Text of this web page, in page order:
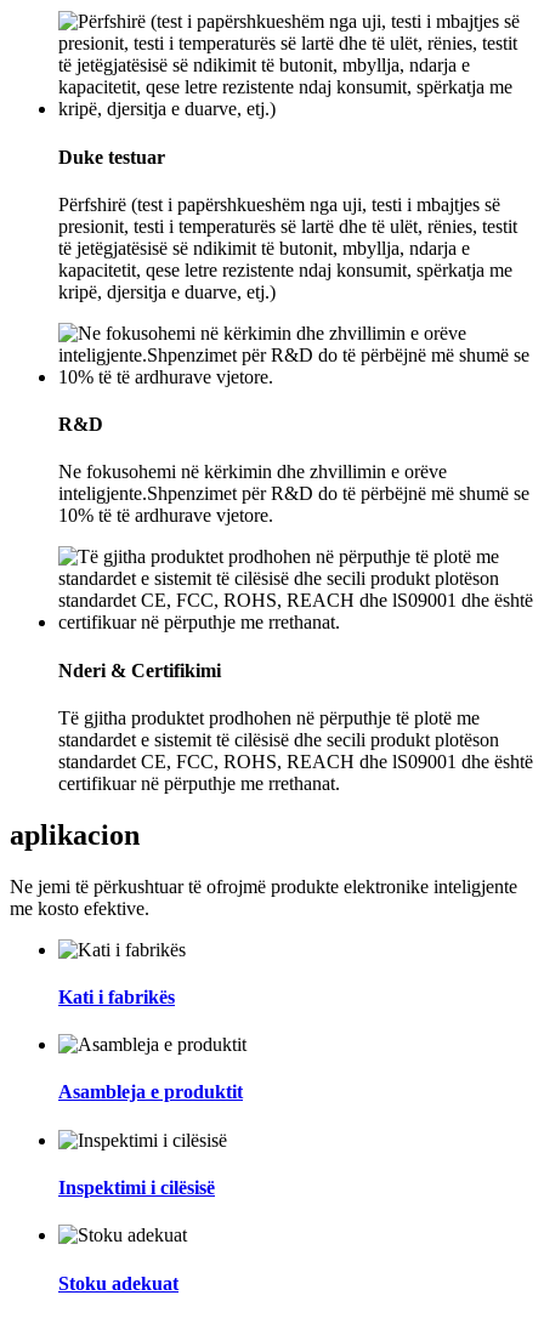
Duke testuar
Përfshirë (test i papërshkueshëm nga uji, testi i mbajtjes së
presionit, testi i temperaturës së lartë dhe të ulët, rënies, testit
të jetëgjatësisë së ndikimit të butonit, mbyllja, ndarja e
kapacitetit, qese letre rezistente ndaj konsumit, spërkatja me
kripë, djersitja e duarve, etj.)
R&D
Ne fokusohemi në kërkimin dhe zhvillimin e orëve
inteligjente.Shpenzimet për R&D do të përbëjnë më shumë se
10% të të ardhurave vjetore.
Nderi & Certifikimi
Të gjitha produktet prodhohen në përputhje të plotë me
standardet e sistemit të cilësisë dhe secili produkt plotëson
standardet CE, FCC, ROHS, REACH dhe lS09001 dhe është
certifikuar në përputhje me rrethanat.
aplikacion
Ne jemi të përkushtuar të ofrojmë produkte elektronike inteligjente
me kosto efektive.
Kati i fabrikës
Asambleja e produktit
Inspektimi i cilësisë
Stoku adekuat